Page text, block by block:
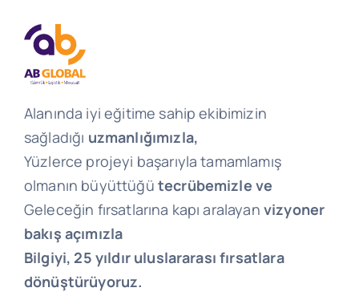
Alanında iyi eğitime sahip ekibimizin
sağladığı uzmanlığımızla,
Yüzlerce projeyi başarıyla tamamlamış
olmanın büyüttüğü tecrübemizle ve
Geleceğin fırsatlarına kapı aralayan vizyoner
bakış açımızla
Bilgiyi, 25 yıldır uluslararası fırsatlara
dönüştürüyoruz.